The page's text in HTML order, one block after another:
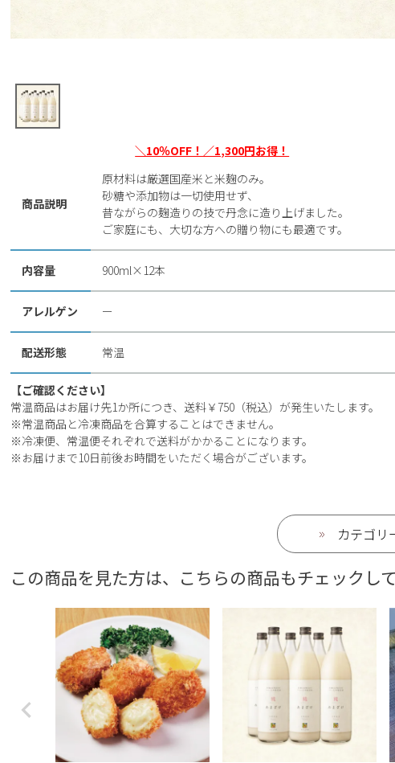
＼10％OFF！／1,300円お得！
商品説明
原材料は厳選国産米と米麹のみ。
砂糖や添加物は一切使用せず、
昔ながらの麹造りの技で丹念に造り上げました。
ご家庭にも、大切な方への贈り物にも最適です。
内容量 900ml×12本
アレルゲン ー
配送形態 常温
【ご確認ください】
常温商品はお届け先1か所につき、送料￥750（税込）が発生いたします。
※常温商品と冷凍商品を合算することはできません。
※冷凍便、常温便それぞれで送料がかかることになります。
※お届けまで10日前後お時間をいただく場合がございます。
カテゴリ
この商品を見た方は、こちらの商品もチェックし